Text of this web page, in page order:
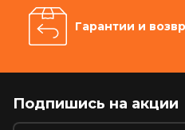
Гарантии и
Подпишись на акции